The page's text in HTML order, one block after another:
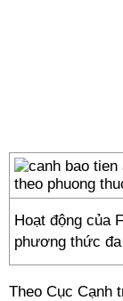
Hoạt động của
phương thức
Theo Cục Cạnh